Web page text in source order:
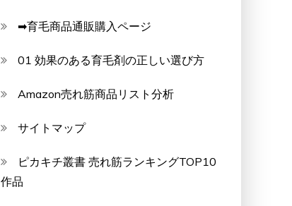
➡育毛商品通販購入ページ
01 効果のある育毛剤の正しい選び方
Amazon売れ筋商品リスト分析
サイトマップ
ピカキチ叢書 売れ筋ランキングTOP10
作品